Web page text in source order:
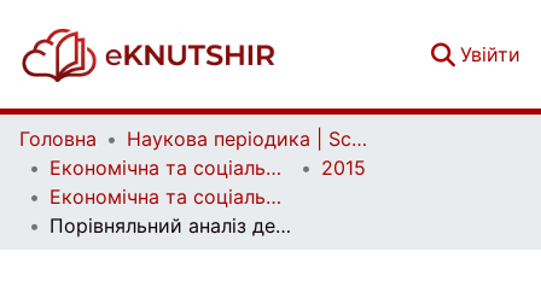
Увійти
Головна
Наукова періодика | Scientific periodicals
Економічна та соціальна географія | Ekonomichna ta Sotsialna Geografiya
2015
Економічна та соціальна географія. Випуск 74
Порівняльний аналіз демографічної ситуації прикордонних територій, що постраждали від аварії на чорнобильській АЕС (на прикладі Рівненської та Гомельської областей)